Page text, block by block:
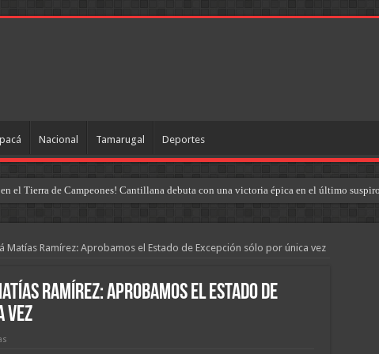
Nacional Tamarugal Deportes
en el Tierra de Campeones! Cantillana debuta con una victoria épica en el último
Matías Ramírez: Aprobamos el Estado de Excepción sólo por única vez
Ramírez: Aprobamos el Estado de
vez